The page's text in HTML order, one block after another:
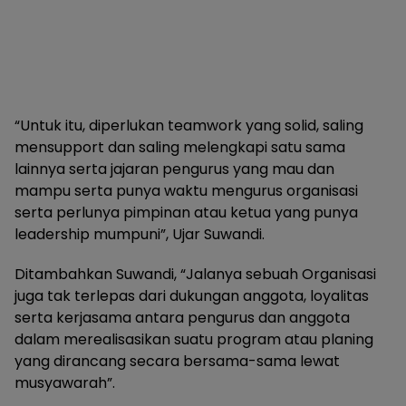
“Untuk itu, diperlukan teamwork yang solid, saling
mensupport dan saling melengkapi satu sama
lainnya serta jajaran pengurus yang mau dan
mampu serta punya waktu mengurus organisasi
serta perlunya pimpinan atau ketua yang punya
leadership mumpuni”, Ujar Suwandi.
Ditambahkan Suwandi, “Jalanya sebuah Organisasi
juga tak terlepas dari dukungan anggota, loyalitas
serta kerjasama antara pengurus dan anggota
dalam merealisasikan suatu program atau planing
yang dirancang secara bersama-sama lewat
musyawarah”.